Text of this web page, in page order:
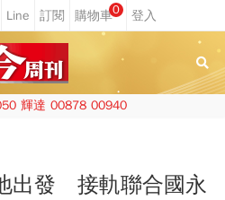
0
輝達 00878 00940
出發 接軌聯合國永